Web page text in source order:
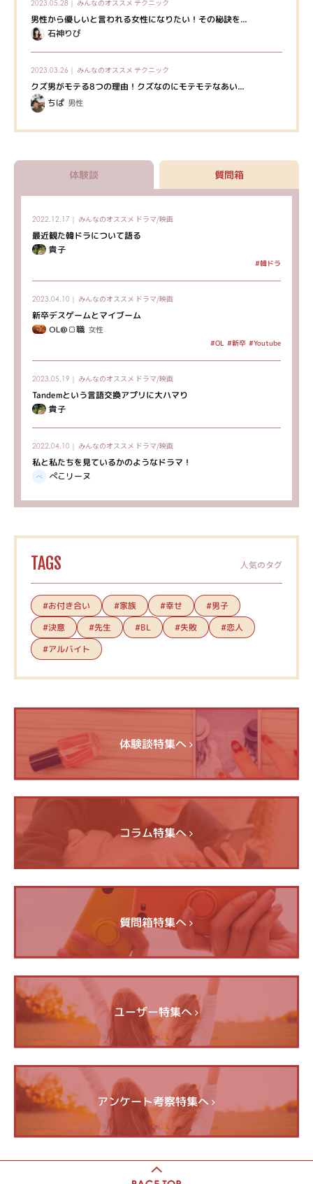
2023.05.28｜ みんなのオススメ テクニック
男性から優しいと言われる女性になりたい！その秘訣を...
石神りぴ
2023.03.26｜ みんなのオススメ テクニック
クズ男がモテる8つの理由！クズなのにモテモテなあい...
ちぱ 男性
体験談 質問箱
2022.12.17｜ みんなのオススメ ドラマ/映画
最近観た韓ドラについて語る
貴子
#韓ドラ
2023.04.10｜ みんなのオススメ ドラマ/映画
新卒デスゲームとマイブーム
OL@🍞職 女性
#OL #新卒 #Youtube
2023.05.19｜ みんなのオススメ ドラマ/映画
Tandemという言語交換アプリに大ハマり
貴子
2022.04.10｜ みんなのオススメ ドラマ/映画
私と私たちを見ているかのようなドラマ！
ぺこリーヌ
TAGS 人気のタグ
#お付き合い #家族 #幸せ
#男子
#決意
#先生 #BL #失敗 #恋人
#アルバイト
体験談特集へ
コラム特集へ
質問箱特集へ
ユーザー特集へ
アンケート考察特集へ